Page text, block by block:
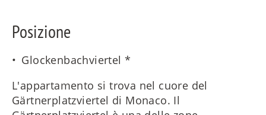
Posizione
Glockenbachviertel *
L'appartamento si trova nel cuore del
Gärtnerplatzviertel di Monaco. Il